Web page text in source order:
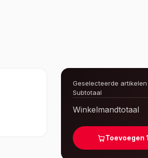
Geselecteerde artikelen
Subtotaal
Winkelmandtotaal
Toevoegen 1